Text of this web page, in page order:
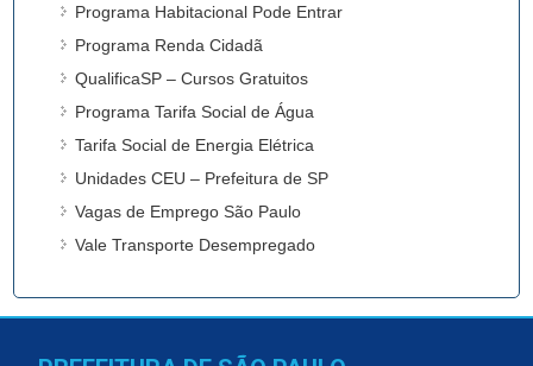
Programa Habitacional Pode Entrar
Programa Renda Cidadã
QualificaSP – Cursos Gratuitos
Programa Tarifa Social de Água
Tarifa Social de Energia Elétrica
Unidades CEU – Prefeitura de SP
Vagas de Emprego São Paulo
Vale Transporte Desempregado